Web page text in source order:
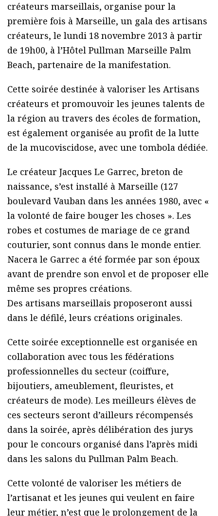
créateurs marseillais, organise pour la
première fois à Marseille, un gala des artisans
créateurs, le lundi 18 novembre 2013 à partir
de 19h00, à l’Hôtel Pullman Marseille Palm
Beach, partenaire de la manifestation.
Cette soirée destinée à valoriser les Artisans
créateurs et promouvoir les jeunes talents de
la région au travers des écoles de formation,
est également organisée au profit de la lutte
de la mucoviscidose, avec une tombola dédiée.
Le créateur Jacques Le Garrec, breton de
naissance, s’est installé à Marseille (127
boulevard Vauban dans les années 1980, avec «
la volonté de faire bouger les choses ». Les
robes et costumes de mariage de ce grand
couturier, sont connus dans le monde entier.
Nacera le Garrec a été formée par son époux
avant de prendre son envol et de proposer elle
même ses propres créations.
Des artisans marseillais proposeront aussi
dans le défilé, leurs créations originales.
Cette soirée exceptionnelle est organisée en
collaboration avec tous les fédérations
professionnelles du secteur (coiffure,
bijoutiers, ameublement, fleuristes, et
créateurs de mode). Les meilleurs élèves de
ces secteurs seront d’ailleurs récompensés
dans la soirée, après délibération des jurys
pour le concours organisé dans l’après midi
dans les salons du Pullman Palm Beach.
Cette volonté de valoriser les métiers de
l’artisanat et les jeunes qui veulent en faire
leur métier, n’est que le prolongement de la